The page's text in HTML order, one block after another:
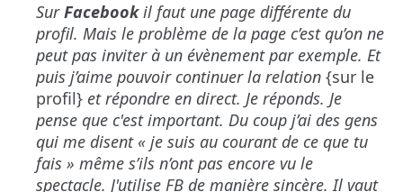
SurFacebookil faut une page différente du
profil. Mais le problème de la page c’est qu’on ne
peut pas inviter à un évènement par exemple. Et
puis j’aime pouvoir continuer la relation {sur le
profil} et répondre en direct. Je réponds. Je
pense que c'est important. Du coup j’ai des gens
qui me disent « je suis au courant de ce que tu
fais » même s’ils n’ont pas encore vu le
spectacle. J'utilise FB de manière sincère. Il vaut